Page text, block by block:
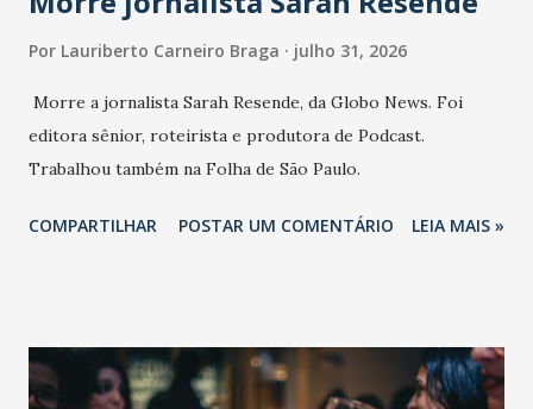
Por Lauriberto Carneiro Braga julho 31, 2026
Morre a jornalista Sarah Resende, da Globo News. Foi
editora sênior, roteirista e produtora de Podcast.
Trabalhou também na Folha de São Paulo.
COMPARTILHAR POSTAR UM COMENTÁRIO LEIA MAIS »